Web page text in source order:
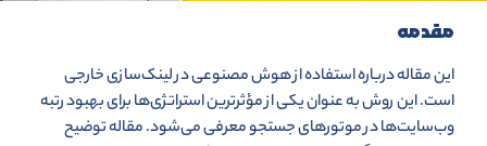
مقدمه
این مقاله درباره استفاده از هوش مصنوعی در لینک‌سازی خارجی
است. این روش به عنوان یکی از مؤثرترین استراتژی‌ها برای بهبود رتبه
وب‌سایت‌ها در موتورهای جستجو معرفی می‌شود. مقاله توضیح